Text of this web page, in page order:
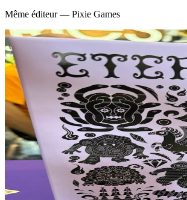
Même éditeur — Pixie Games